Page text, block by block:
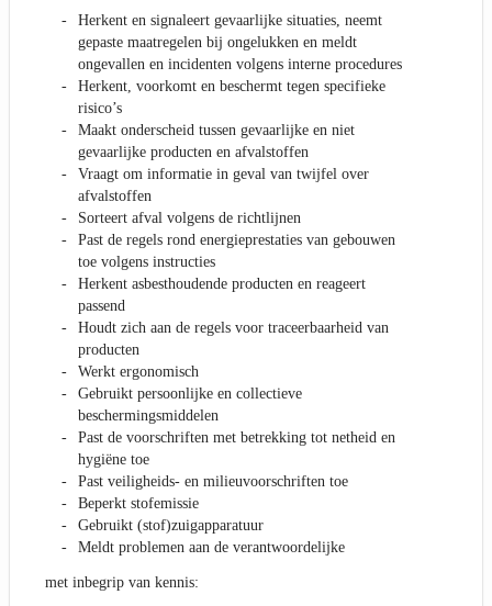
Herkent en signaleert gevaarlijke situaties, neemt
gepaste maatregelen bij ongelukken en meldt
ongevallen en incidenten volgens interne procedures
Herkent, voorkomt en beschermt tegen specifieke
risico’s
Maakt onderscheid tussen gevaarlijke en niet
gevaarlijke producten en afvalstoffen
Vraagt om informatie in geval van twijfel over
afvalstoffen
Sorteert afval volgens de richtlijnen
Past de regels rond energieprestaties van gebouwen
toe volgens instructies
Herkent asbesthoudende producten en reageert
passend
Houdt zich aan de regels voor traceerbaarheid van
producten
Werkt ergonomisch
Gebruikt persoonlijke en collectieve
beschermingsmiddelen
Past de voorschriften met betrekking tot netheid en
hygiëne toe
Past veiligheids- en milieuvoorschriften toe
Beperkt stofemissie
Gebruikt (stof)zuigapparatuur
Meldt problemen aan de verantwoordelijke
met inbegrip van kennis: